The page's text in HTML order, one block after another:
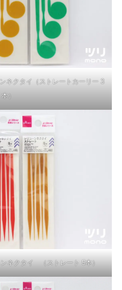
ネクタイ（ストレートカーリー 3
本）
ネクタイ （ストレート 5本）